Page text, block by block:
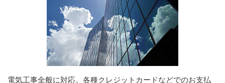
電気工事全般に対応。各種クレジットカードなどでのお支払